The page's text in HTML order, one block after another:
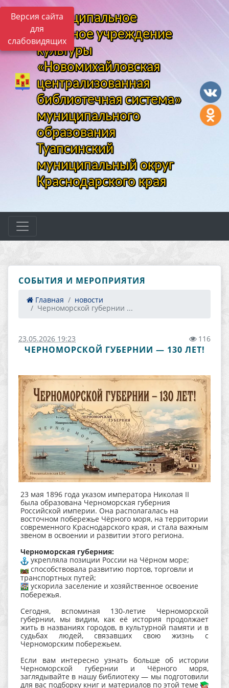
Версия сайта
для
слабовидящих
Муниципальное
казенное учреждение
культуры
«Новомихайловская
централизованная
библиотечная система»
муниципального
образования
Туапсинский
муниципальный округ
Краснодарского края
СОБЫТИЯ И МЕРОПРИЯТИЯ
Главная
новости
Черноморской губернии ...
23.05.2026 19:23 116
ЧЕРНОМОРСКОЙ ГУБЕРНИИ — 130 ЛЕТ!
23 мая 1896 года указом императора Николая II
была образована Черноморская губерния
Российской империи. Она располагалась на
восточном побережье Чёрного моря, на территории
современного Краснодарского края, и стала важным
звеном в освоении и развитии этого региона.
Черноморская губерния:
укрепляла позиции России на Чёрном море;
способствовала развитию портов, торговли и
транспортных путей;
ускорила заселение и хозяйственное освоение
побережья.
Сегодня, вспоминая 130‑летие Черноморской
губернии, мы видим, как её история продолжает
жить в названиях городов, в культурной памяти и в
судьбах людей, связавших свою жизнь с
Черноморским побережьем.
Если вам интересно узнать больше об истории
Черноморской губернии и Чёрного моря,
заглядывайте в нашу библиотеку — мы подготовили
для вас подборку книг и материалов по этой теме